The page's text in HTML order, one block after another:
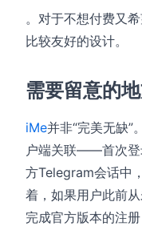
。对于不想付费又
比较友好的设计。
需要留意的
iMe并非“完美无缺”
户端关联——首次登
方Telegram会话中
着，如果用户此前
完成官方版本的注册